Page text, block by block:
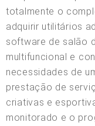
totalmente o
adquirir utilitários
software de salão
multifuncional e
necessidades de
prestação de
criativas e
monitorado e o